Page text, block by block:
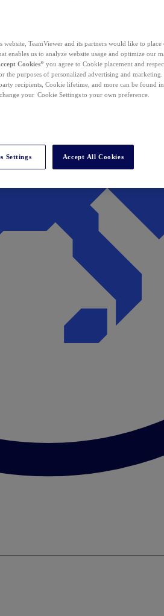
TeamViewer and its partners would like to place
enables us to analyze website usage and optimize our
Cookies” you agree to Cookie placement and
the purposes of personalized advertising and
recipients, Cookie lifetime, and more can be found
change your Cookie Settings to your own preference.
Settings Accept All Cookies